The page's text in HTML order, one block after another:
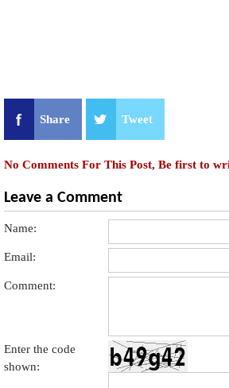
Share Tweet
No Comments For This Post, Be first to
Leave a Comment
Name:
Email:
Comment:
Enter the code
shown: